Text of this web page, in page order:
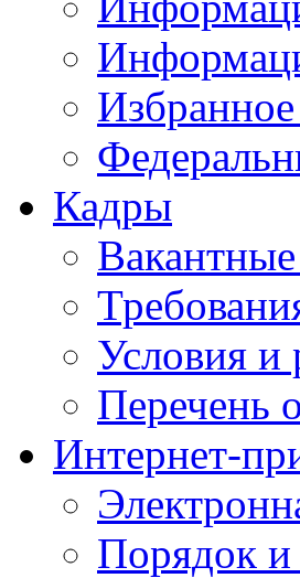
Кадры
Условия и
Перечень
Интернет-
Порядок